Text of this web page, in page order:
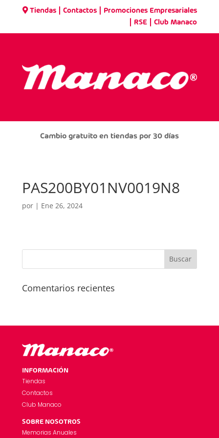
Tiendas |Contactos Promociones Empresariales
RSE |Club Manaco
Cambio gratuito en tiendas por 30 días
PAS200BY01NV0019N8
por | Ene 26, 2024
Comentarios recientes
INFORMACIÓN
Tiendas
Contactos
Club Manaco
SOBRE NOSOTROS
Memorias Anuales